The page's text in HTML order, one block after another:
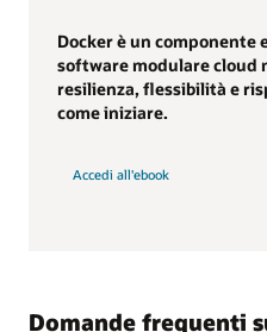
Docker è un componente
software modulare cloud
resilienza, flessibilità e
come iniziare.
Accedi all'ebook
Domande frequenti